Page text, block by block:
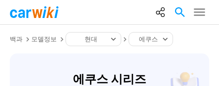
백과 모델정보 현대 에쿠스
에쿠스 시리즈